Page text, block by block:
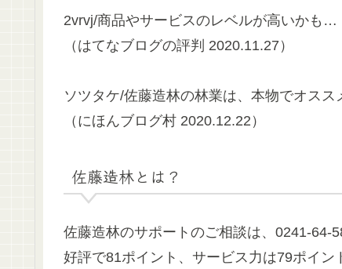
2vrvj/商品やサービスのレベルが高いかも…
（はてなブログの評判 2020.11.27）
ソツタケ/佐藤造林の林業は、本物でオスス
（にほんブログ村 2020.12.22）
佐藤造林とは？
佐藤造林のサポートのご相談は、0241-64-
好評で81ポイント、サービス力は79ポイ